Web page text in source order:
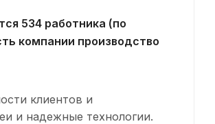
534 работника (по
компании производство
клиентов и
и надежные технологии.